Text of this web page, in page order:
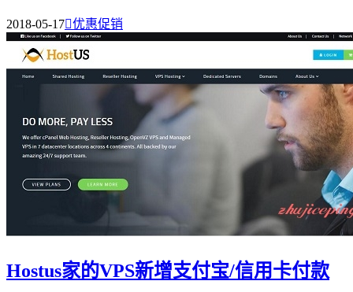
2018-05-17优惠促销
Hostus家的VPS新增支付宝/信用卡付款